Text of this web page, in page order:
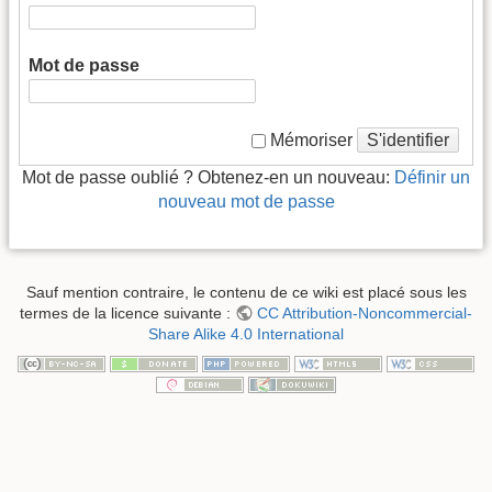
Mot de passe
Mémoriser S'identifier
Mot de passe oublié ? Obtenez-en un nouveau: Définir un
nouveau mot de passe
Sauf mention contraire, le contenu de ce wiki est placé sous les
termes de la licence suivante :
CC Attribution-Noncommercial-
Share Alike 4.0 International